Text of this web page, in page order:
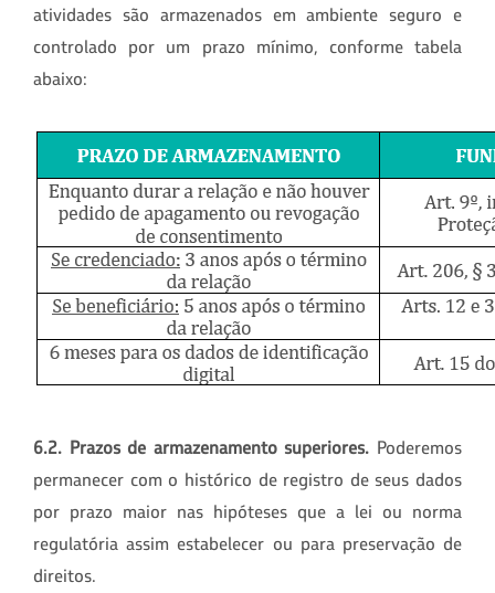
atividades são armazenados em ambiente seguro e
controlado por um prazo mínimo, conforme tabela
abaixo:
6.2. Prazos de armazenamento superiores. Poderemos
permanecer com o histórico de registro de seus dados
por prazo maior nas hipóteses que a lei ou norma
regulatória assim estabelecer ou para preservação de
direitos.